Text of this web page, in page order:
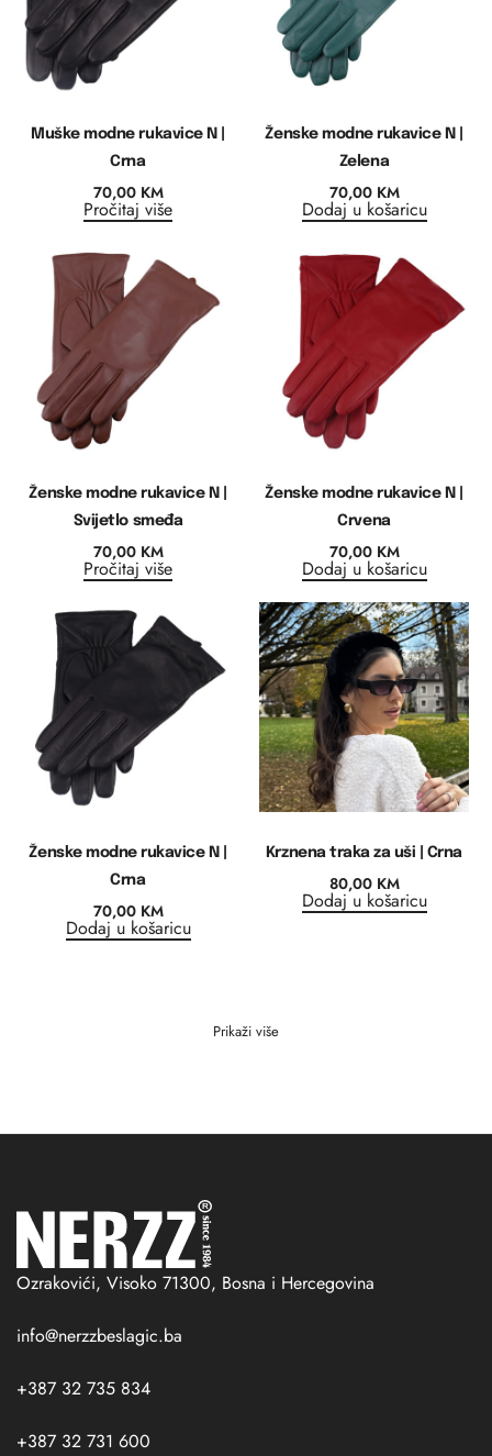
Muške modne rukavice N |
Crna
70,00 KM
Pročitaj više
Ženske modne rukavice N |
Zelena
70,00 KM
Dodaj u košaricu
Ženske modne rukavice N |
Svijetlo smeđa
70,00 KM
Pročitaj više
Ženske modne rukavice N |
Crvena
70,00 KM
Dodaj u košaricu
Ženske modne rukavice N |
Crna
70,00 KM
Dodaj u košaricu
Krznena traka za uši | Crna
80,00 KM
Dodaj u košaricu
Ozrakovići, Visoko 71300, Bosna i Hercegovina
info@nerzzbeslagic.ba
+387 32 735 834
+387 32 731 600